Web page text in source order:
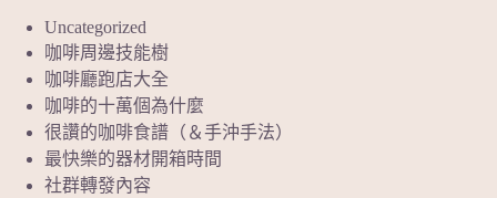
Uncategorized
咖啡周邊技能樹
咖啡廳跑店大全
咖啡的十萬個為什麼
很讚的咖啡食譜（＆手沖手法）
最快樂的器材開箱時間
社群轉發內容